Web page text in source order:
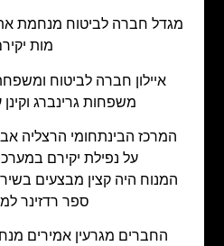
מגדל חברה לביטוח מנחמת את
מות
איילון חברה לביטוח
משפחות גרינברג וקינן
המרכז הבינתחומי הרצליה
על נפילת יקירם
המנוח היה קצין מבצעים
ספר רדזינר
החברים מגרעין אמירים